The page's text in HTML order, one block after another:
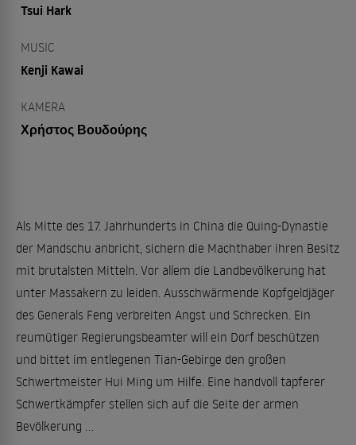
Tsui Hark
MUSIC
Kenji Kawai
KAMERA
Χρήστος Βουδούρης
Als Mitte des 17. Jahrhunderts in China die Quing-Dynastie
der Mandschu anbricht, sichern die Machthaber ihren Besitz
mit brutalsten Mitteln. Vor allem die Landbevölkerung hat
unter Massakern zu leiden. Ausschwärmende Kopfgeldjäger
des Generals Feng verbreiten Angst und Schrecken. Ein
reumütiger Regierungsbeamter will ein Dorf beschützen
und bittet im entlegenen Tian-Gebirge den großen
Schwertmeister Hui Ming um Hilfe. Eine handvoll tapferer
Schwertkämpfer stellen sich auf die Seite der armen
Bevölkerung ...